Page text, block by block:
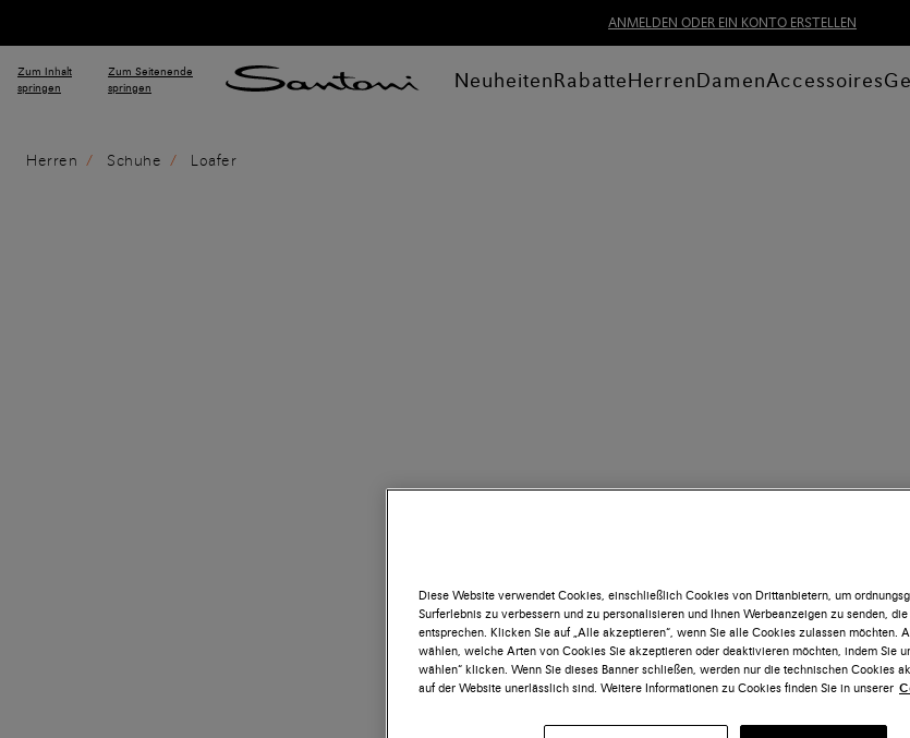
ANMELDEN ODER EIN KONTO ERSTELLEN
Zum Inhalt
springen
Zum Seitenende
springen
NeuheitenRabatteHerrenDamenAccessoires
Herren Schuhe Loafer
Diese Website verwendet Cookies, einschließlich Cookies von Drittanbietern, um
Surferlebnis zu verbessern und zu personalisieren und Ihnen Werbeanzeigen zu senden,
entsprechen. Klicken Sie auf „Alle akzeptieren“, wenn Sie alle Cookies zulassen möchten.
wählen, welche Arten von Cookies Sie akzeptieren oder deaktivieren möchten, indem Sie
wählen“ klicken. Wenn Sie dieses Banner schließen, werden nur die technischen Cookies
auf der Website unerlässlich sind. Weitere Informationen zu Cookies finden Sie in unserer